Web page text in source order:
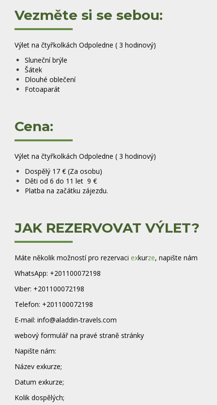
Vezměte si se sebou:
Výlet na čtyřkolkách Odpoledne ( 3 hodinový)
Sluneční brýle
Šátek
Dlouhé oblečení
Fotoaparát
Cena:
Výlet na čtyřkolkách Odpoledne ( 3 hodinový)
Dospělý 17 € (Za osobu)
Děti od 6 do 11 let 9 €
Platba na začátku zájezdu.
JAK REZERVOVAT VÝLET?
Máte několik možností pro rezervaci exkurze, napište nám
WhatsApp: +201100072198
Viber: +201100072198
Telefon: +201100072198
E-mail: info@aladdin-travels.com
webový formulář na pravé straně stránky
Napište nám:
Název exkurze;
Datum exkurze;
Kolik dospělých;